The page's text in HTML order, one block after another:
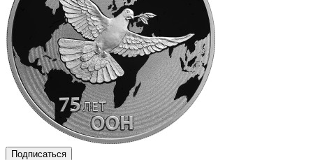
Подписаться